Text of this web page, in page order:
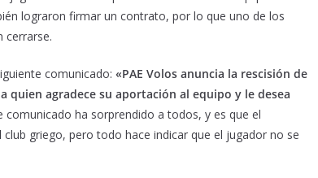
lograron firmar un contrato, por lo que uno de los
cerrarse.
comunicado: «PAE Volos anuncia la rescisión de
quien agradece su aportación al equipo y le desea
comunicado ha sorprendido a todos, y es que el
griego, pero todo hace indicar que el jugador no se